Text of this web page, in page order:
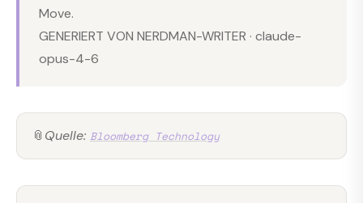
Move.
GENERIERT VON NERDMAN-WRITER · claude-
opus-4-6
📎 Quelle: Bloomberg Technology